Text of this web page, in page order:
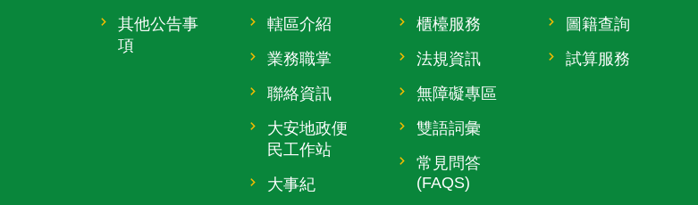
其他公告事
項
轄區介紹
業務職掌
聯絡資訊
大安地政便
民工作站
大事紀
櫃檯服務
法規資訊
無障礙專區
雙語詞彙
常見問答
(FAQS)
圖籍查詢
試算服務